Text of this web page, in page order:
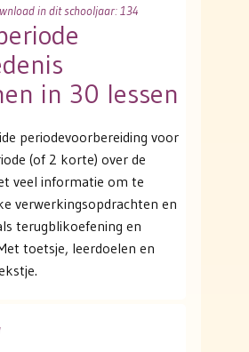
in dit schooljaar: 134
in 30 lessen
periodevoorbereiding voor
(of 2 korte) over de
veel informatie om te
verwerkingsopdrachten en
terugblikoefening en
toetsje, leerdoelen en